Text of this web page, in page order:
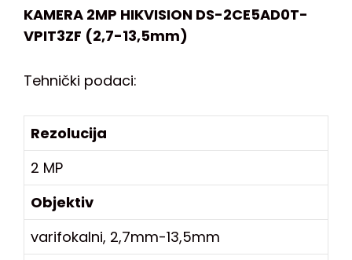
KAMERA 2MP HIKVISION DS-2CE5AD0T-
VPIT3ZF (2,7-13,5mm)
Tehnički podaci:
Rezolucija
2 MP
Objektiv
varifokalni, 2,7mm-13,5mm